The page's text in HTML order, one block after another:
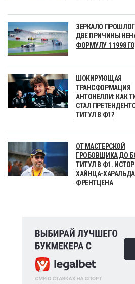
ЗЕРКАЛО
ДВЕ ПРИЧИНЫ
ФОРМУЛУ 1 1998
ШОКИРУЮЩАЯ
ТРАНСФОРМАЦИЯ
АНТОНЕЛЛИ: КАК
СТАЛ
ТИТУЛ В Ф1?
ОТ МАСТЕРСКОЙ
ГРОБОВЩИКА ДО
ТИТУЛ В Ф1.
ХАЙНЦА-ХАРАЛЬДА
ФРЕНТЦЕНА